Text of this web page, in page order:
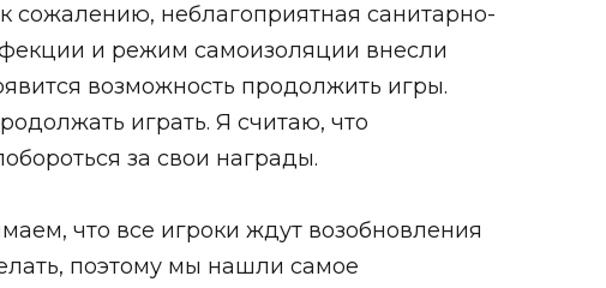
сожалению, неблагоприятная санитарно-
и режим самоизоляции внесли
возможность продолжить игры.
играть. Я считаю, что
за свои награды.
что все игроки ждут возобновления
поэтому мы нашли самое